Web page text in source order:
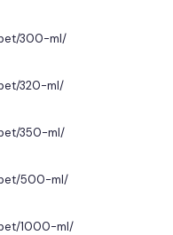
300-ml/
320-ml/
350-ml/
500-ml/
1000-ml/